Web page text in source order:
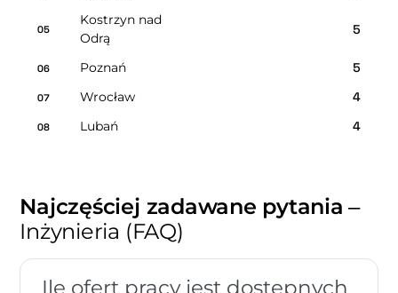
05
Kostrzyn nad
Odrą
5
06 Poznań 5
07 Wrocław 4
08 Lubań 4
Najczęściej zadawane pytania –
Inżynieria (FAQ)
Ile ofert pracy jest dostępnych